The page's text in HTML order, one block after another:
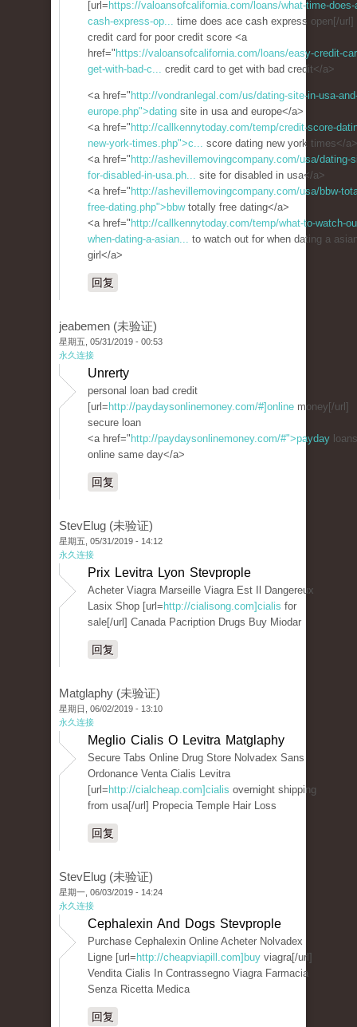
[url= https://valoansofcalifornia.com/loans/what-time-does-
cash-express-op... time does ace cash express open[/url]
credit card for poor credit score <a
href=" https://valoansofcalifornia.com/loans/easy-credit-
get-with-bad-c... credit card to get with bad credit</a>
<a href=" http://vondranlegal.com/us/dating-site-in-usa-
europe.php">dating site in usa and europe</a>
<a href=" http://callkennytoday.com/temp/credit-score-
new-york-times.php">c... score dating new york times</a>
<a href=" http://ashevillemovingcompany.com/usa/dating-
for-disabled-in-usa.ph... site for disabled in usa</a>
<a href=" http://ashevillemovingcompany.com/usa/bbw-
free-dating.php">bbwtotally free dating</a>
<a href=" http://callkennytoday.com/temp/what-to-watch-
when-dating-a-asian... to watch out for when dating a
girl</a>
回复
jeabemen (未验证)
星期五, 05/31/2019 - 00:53
永久连接
Unrerty
personal loan bad credit
[url= http://paydaysonlinemoney.com/#]online money[/url]
secure loan
<a href=" http://paydaysonlinemoney.com/#">payday loans
online same day</a>
回复
StevElug (未验证)
星期五, 05/31/2019 - 14:12
永久连接
Prix Levitra Lyon Stevprople
Acheter Viagra Marseille Viagra Est Il Dangereux
Lasix Shop [url= http://cialisong.com]cialis for
sale[/url] Canada Pacription Drugs Buy Miodar
回复
Matglaphy (未验证)
星期日, 06/02/2019 - 13:10
永久连接
Meglio Cialis O Levitra Matglaphy
Secure Tabs Online Drug Store Nolvadex Sans
Ordonance Venta Cialis Levitra
[url= http://cialcheap.com]cialis overnight shipping
from usa[/url] Propecia Temple Hair Loss
回复
StevElug (未验证)
星期一, 06/03/2019 - 14:24
永久连接
Cephalexin And Dogs Stevprople
Purchase Cephalexin Online Acheter Nolvadex
Ligne [url= http://cheapviapill.com]buy viagra[/url]
Vendita Cialis In Contrassegno Viagra Farmacia
Senza Ricetta Medica
回复